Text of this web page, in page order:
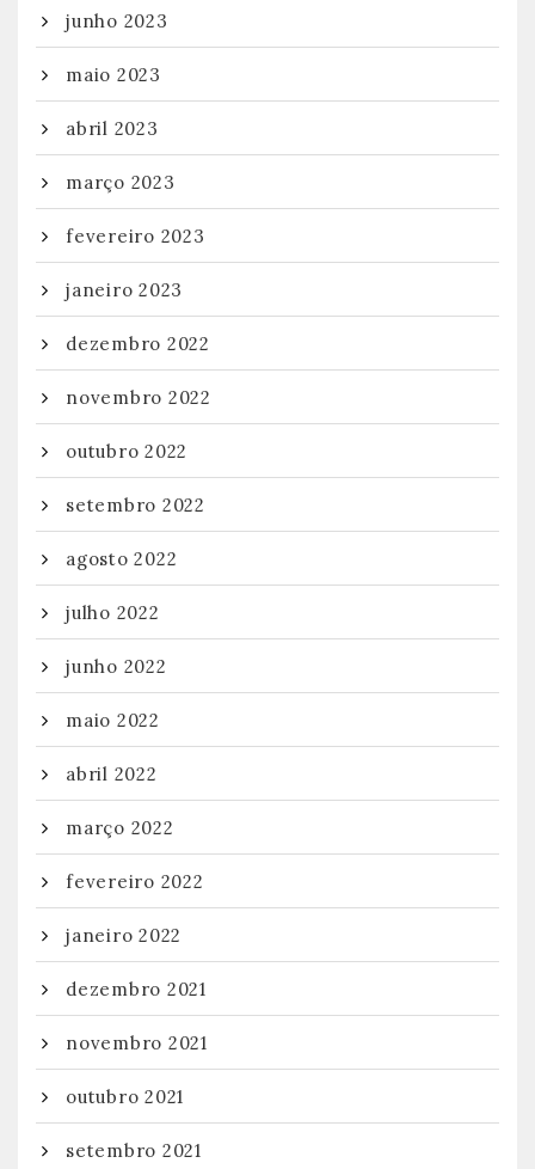
junho 2023
maio 2023
abril 2023
março 2023
fevereiro 2023
janeiro 2023
dezembro 2022
novembro 2022
outubro 2022
setembro 2022
agosto 2022
julho 2022
junho 2022
maio 2022
abril 2022
março 2022
fevereiro 2022
janeiro 2022
dezembro 2021
novembro 2021
outubro 2021
setembro 2021